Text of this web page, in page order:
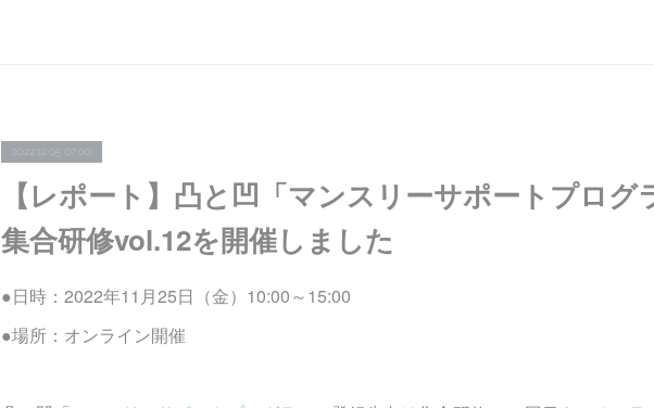
2022.12.05 07:00
【レポート】凸と凹「マンスリーサポートプログ
集合研修vol.12を開催しました
●日時：2022年11月25日（金）10:00～15:00
●場所：オンライン開催